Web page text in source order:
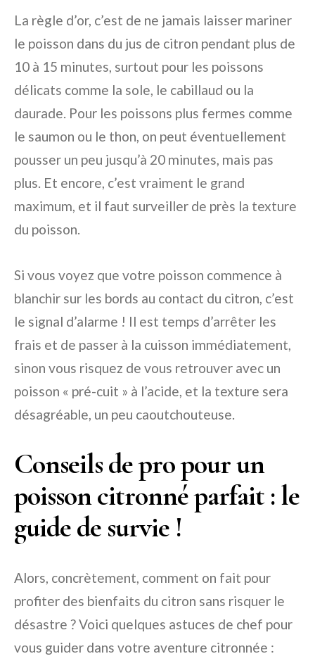
La règle d’or, c’est de ne jamais laisser mariner
le poisson dans du jus de citron pendant plus de
10 à 15 minutes, surtout pour les poissons
délicats comme la sole, le cabillaud ou la
daurade. Pour les poissons plus fermes comme
le saumon ou le thon, on peut éventuellement
pousser un peu jusqu’à 20 minutes, mais pas
plus. Et encore, c’est vraiment le grand
maximum, et il faut surveiller de près la texture
du poisson.
Si vous voyez que votre poisson commence à
blanchir sur les bords au contact du citron, c’est
le signal d’alarme ! Il est temps d’arrêter les
frais et de passer à la cuisson immédiatement,
sinon vous risquez de vous retrouver avec un
poisson « pré-cuit » à l’acide, et la texture sera
désagréable, un peu caoutchouteuse.
Conseils de pro pour un
poisson citronné parfait : le
guide de survie !
Alors, concrètement, comment on fait pour
profiter des bienfaits du citron sans risquer le
désastre ? Voici quelques astuces de chef pour
vous guider dans votre aventure citronnée :